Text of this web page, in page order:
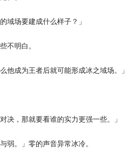
场要建成什么样子？」
明白。
成为王者后就可能形成冰之域场。」
，那就要看谁的实力更强一些。」
。」零的声音异常冰冷。